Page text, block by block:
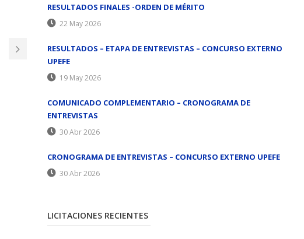
RESULTADOS FINALES -ORDEN DE MÉRITO
22 May 2026
RESULTADOS – ETAPA DE ENTREVISTAS – CONCURSO EXTERNO
UPEFE
19 May 2026
COMUNICADO COMPLEMENTARIO – CRONOGRAMA DE
ENTREVISTAS
30 Abr 2026
CRONOGRAMA DE ENTREVISTAS – CONCURSO EXTERNO UPEFE
30 Abr 2026
LICITACIONES RECIENTES